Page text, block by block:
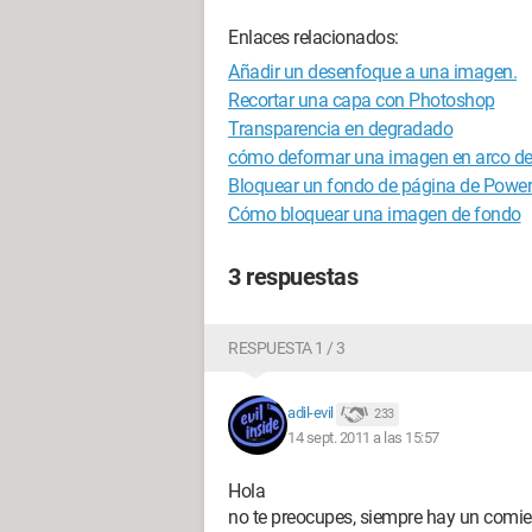
Enlaces relacionados:
Añadir un desenfoque a una imagen.
Recortar una capa con Photoshop
Transparencia en degradado
cómo deformar una imagen en arco
Bloquear un fondo de página de
Cómo bloquear una imagen de fondo
3 respuestas
RESPUESTA 1 / 3
adil-evil 233
14 sept. 2011 a las 15:57
Hola
no te preocupes, siempre hay un